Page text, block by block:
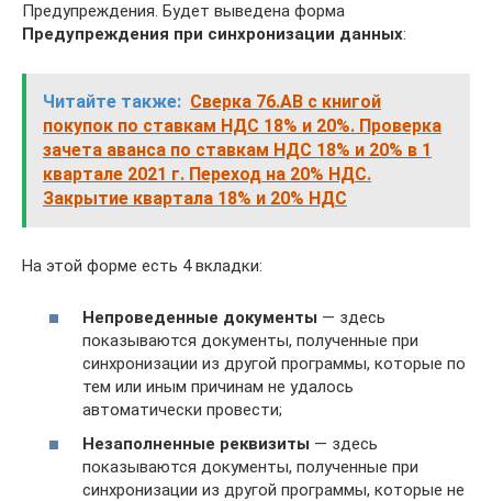
Предупреждения. Будет выведена форма
Предупреждения при синхронизации данных:
Читайте также: Сверка 76.АВ с книгой
покупок по ставкам НДС 18% и 20%. Проверка
зачета аванса по ставкам НДС 18% и 20% в 1
квартале 2021 г. Переход на 20% НДС.
Закрытие квартала 18% и 20% НДС
На этой форме есть 4 вкладки:
Непроведенные документы — здесь
показываются документы, полученные при
синхронизации из другой программы, которые по
тем или иным причинам не удалось
автоматически провести;
Незаполненные реквизиты — здесь
показываются документы, полученные при
синхронизации из другой программы, которые не